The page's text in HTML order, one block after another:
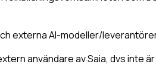
externa AI-modeller/
användare av Saia, dvs inte